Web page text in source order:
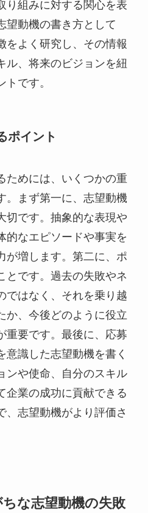
り組みに対する関心を表
望動機の書き方として
をよく研究し、その情報
ル、将来のビジョンを紐
です。
ポイント
めには、いくつかの重
。まず第一に、志望動機
切です。抽象的な表現や
的なエピソードや事実を
が増します。第二に、ポ
とです。過去の失敗やネ
ではなく、それを乗り越
か、今後どのように役立
重要です。最後に、応募
意識した志望動機を書く
ンや使命、自分のスキル
企業の成功に貢献できる
、志望動機がより評価さ
な志望動機の失敗